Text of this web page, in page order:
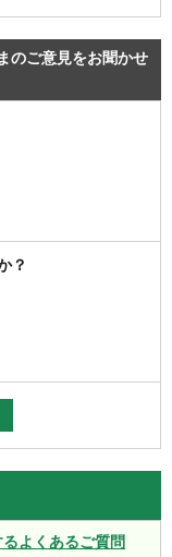
のご意見をお聞かせ
？
よくあるご質問